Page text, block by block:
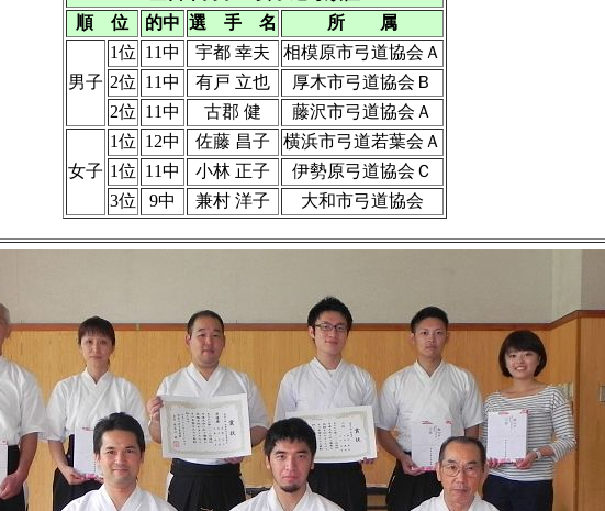
順 位
的中 選 手 名 所 属
男子
1位 11中 宇都 幸夫
相模原市弓道協会Ａ
2位 11中 有戸 立也
厚木市弓道協会Ｂ
2位 11中 古郡 健 藤沢市弓道協会Ａ
女子
1位 12中 佐藤 昌子
横浜市弓道若葉会Ａ
1位 11中 小林 正子
伊勢原弓道協会Ｃ
3位
9中 兼村 洋子 大和市弓道協会